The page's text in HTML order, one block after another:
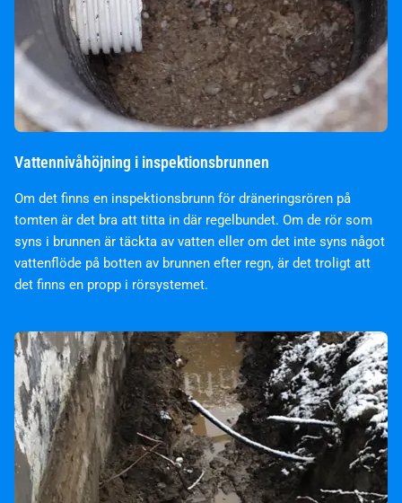
Vattennivåhöjning i inspektionsbrunnen
Om det finns en inspektionsbrunn för dräneringsrören på
tomten är det bra att titta in där regelbundet. Om de rör som
syns i brunnen är täckta av vatten eller om det inte syns något
vattenflöde på botten av brunnen efter regn, är det troligt att
det finns en propp i rörsystemet.